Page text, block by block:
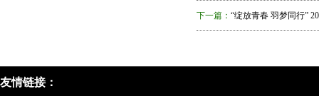
下一篇： “绽放青春 羽梦同行”
友情链接：